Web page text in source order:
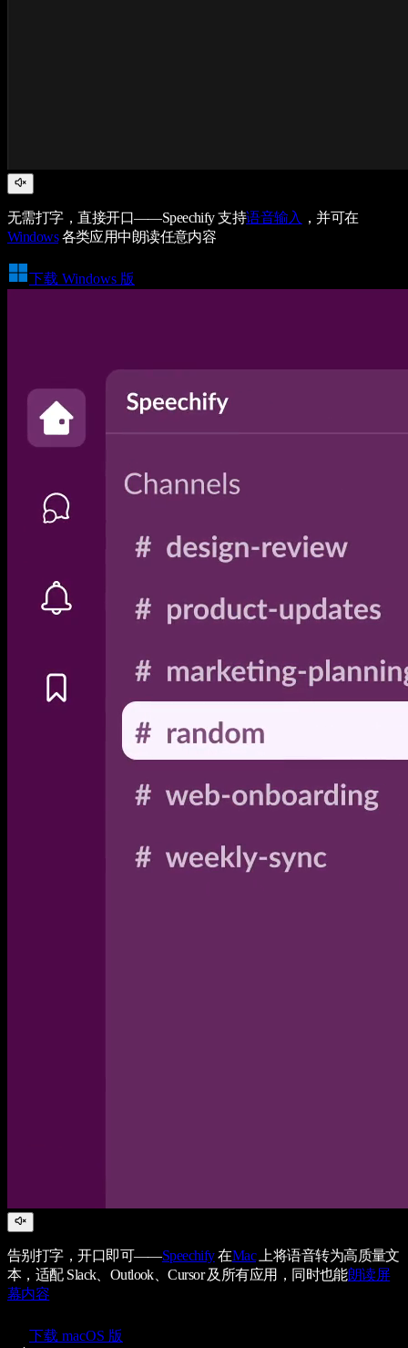
无需打字，直接开口——Speechify 支持语音输入 ，并可在
Windows各类应用中朗读任意内容
下载 Windows 版
告别打字，开口即可——Speechify在Mac上将语音转为高质量文
本，适配 Slack、Outlook、Cursor 及所有应用，同时也能朗读屏
幕内容
下载 macOS 版